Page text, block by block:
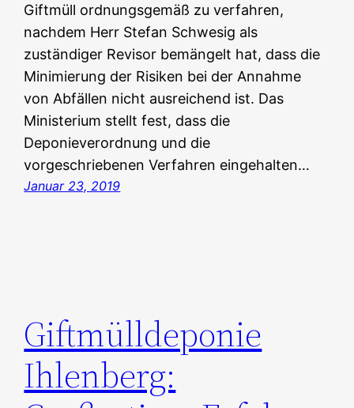
Giftmüll ordnungsgemäß zu verfahren,
nachdem Herr Stefan Schwesig als
zuständiger Revisor bemängelt hat, dass die
Minimierung der Risiken bei der Annahme
von Abfällen nicht ausreichend ist. Das
Ministerium stellt fest, dass die
Deponieverordnung und die
vorgeschriebenen Verfahren eingehalten…
Januar 23, 2019
Giftmülldeponie
Ihlenberg: